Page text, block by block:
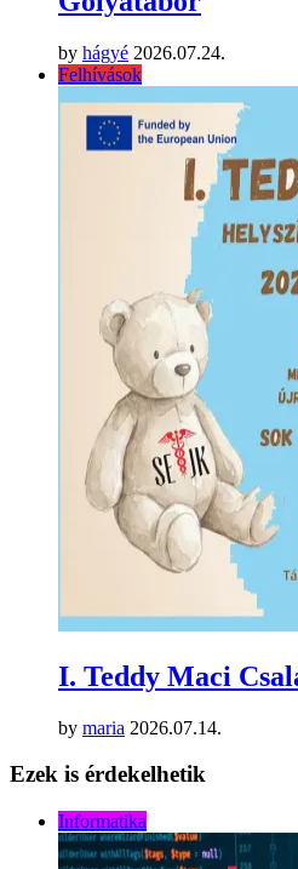
by hágyé 2026.07.24.
Felhívások
I. Teddy Maci
by maria 2026.07.14.
Ezek is érdekelhetik
Informatika